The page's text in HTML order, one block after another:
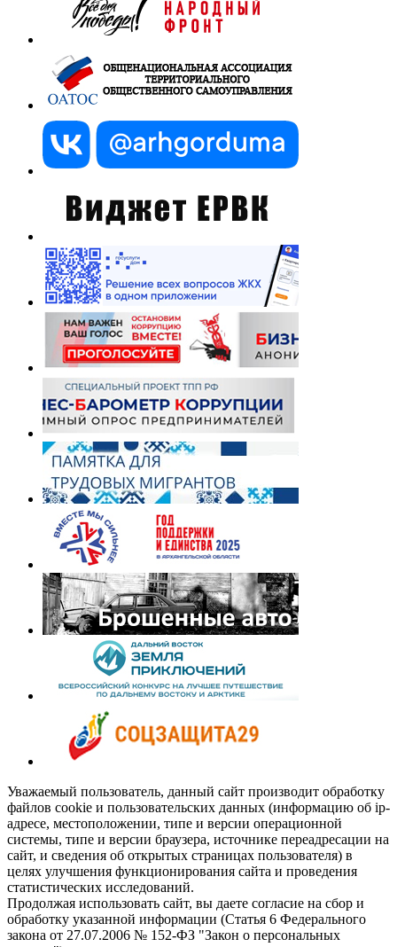
Уважаемый пользователь, данный сайт производит обработку
файлов cookie и пользовательских данных (информацию об ip-
адресе, местоположении, типе и версии операционной
системы, типе и версии браузера, источнике переадресации на
сайт, и сведения об открытых страницах пользователя) в
целях улучшения функционирования сайта и проведения
статистических исследований.
Продолжая использовать сайт, вы даете согласие на сбор и
обработку указанной информации (Статья 6 Федерального
закона от 27.07.2006 № 152-ФЗ "Закон о персональных